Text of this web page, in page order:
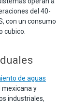
del 40-
con un consumo
cubico.
de aguas
mexicana y
industriales,